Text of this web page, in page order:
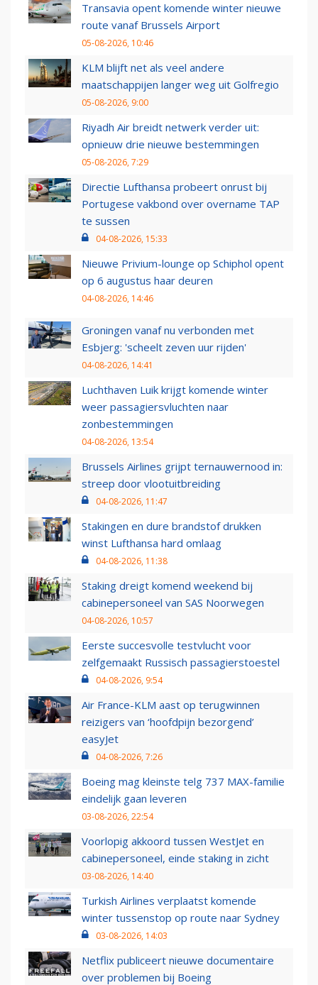
Transavia opent komende winter nieuwe
route vanaf Brussels Airport
05-08-2026, 10:46
KLM blijft net als veel andere
maatschappijen langer weg uit Golfregio
05-08-2026, 9:00
Riyadh Air breidt netwerk verder uit:
opnieuw drie nieuwe bestemmingen
05-08-2026, 7:29
Directie Lufthansa probeert onrust bij
Portugese vakbond over overname TAP
te sussen
04-08-2026, 15:33
Nieuwe Privium-lounge op Schiphol opent
op 6 augustus haar deuren
04-08-2026, 14:46
Groningen vanaf nu verbonden met
Esbjerg: 'scheelt zeven uur rijden'
04-08-2026, 14:41
Luchthaven Luik krijgt komende winter
weer passagiersvluchten naar
zonbestemmingen
04-08-2026, 13:54
Brussels Airlines grijpt ternauwernood in:
streep door vlootuitbreiding
04-08-2026, 11:47
Stakingen en dure brandstof drukken
winst Lufthansa hard omlaag
04-08-2026, 11:38
Staking dreigt komend weekend bij
cabinepersoneel van SAS Noorwegen
04-08-2026, 10:57
Eerste succesvolle testvlucht voor
zelfgemaakt Russisch passagierstoestel
04-08-2026, 9:54
Air France-KLM aast op terugwinnen
reizigers van ‘hoofdpijn bezorgend’
easyJet
04-08-2026, 7:26
Boeing mag kleinste telg 737 MAX-familie
eindelijk gaan leveren
03-08-2026, 22:54
Voorlopig akkoord tussen WestJet en
cabinepersoneel, einde staking in zicht
03-08-2026, 14:40
Turkish Airlines verplaatst komende
winter tussenstop op route naar Sydney
03-08-2026, 14:03
Netflix publiceert nieuwe documentaire
over problemen bij Boeing